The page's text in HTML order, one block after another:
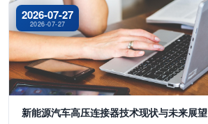
2026-07-27
2026-07-27
新能源汽车高压连接器技术现状与未来展望